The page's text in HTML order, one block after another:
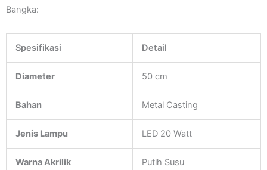
Bangka:
Spesifikasi Detail
Diameter 50 cm
Bahan Metal Casting
Jenis Lampu LED 20 Watt
Warna Akrilik Putih Susu